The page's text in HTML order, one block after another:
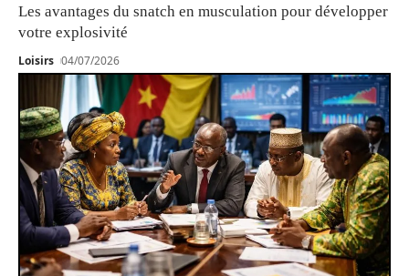
Les avantages du snatch en musculation pour développer
votre explosivité
Loisirs 04/07/2026